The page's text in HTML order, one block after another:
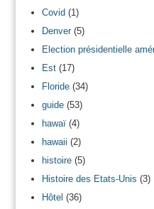
Covid(1)
Denver(5)
Election présidentielle
Est(17)
Floride(34)
guide(53)
hawaï(4)
hawaii (2)
histoire(5)
Histoire des Etats-Unis (3)
Hôtel (36)